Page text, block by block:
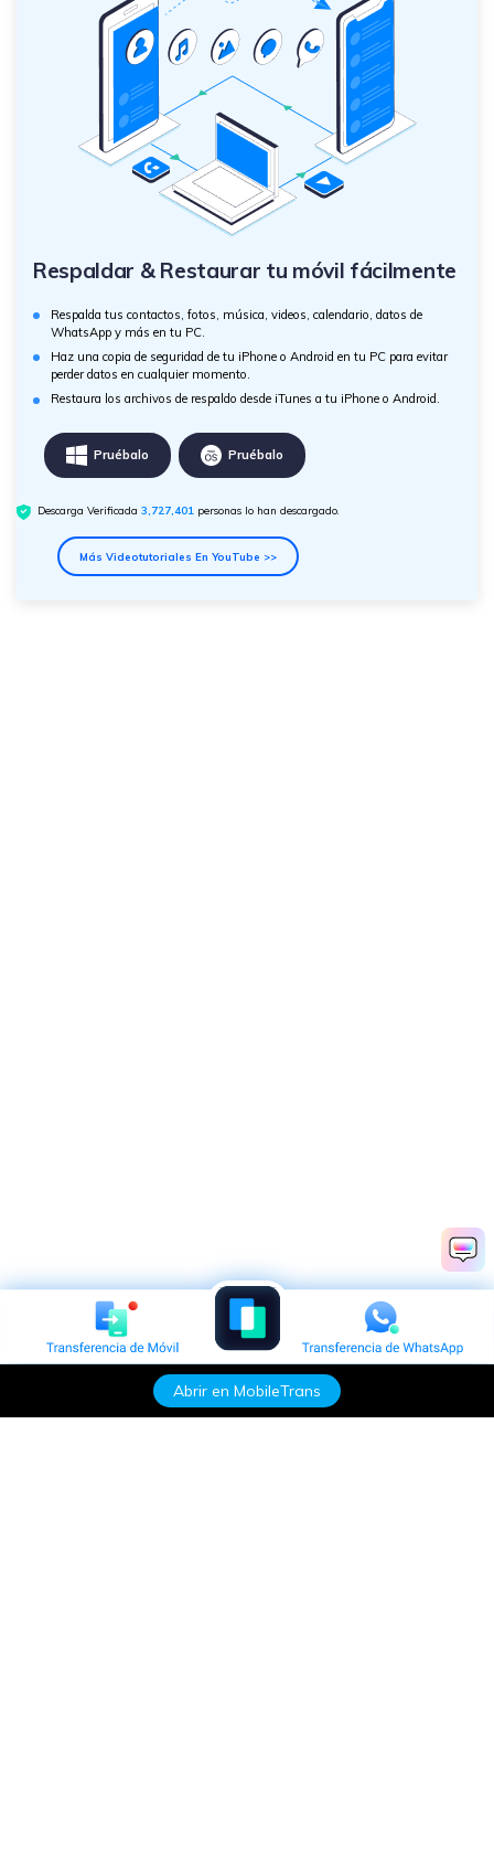
Abrir en MobileTrans
Respaldar & Restaurar tu móvil fácilmente
Respalda tus contactos, fotos, música, videos, calendario, datos de
WhatsApp y más en tu PC.
Haz una copia de seguridad de tu iPhone o Android en tu PC para evitar
perder datos en cualquier momento.
Restaura los archivos de respaldo desde iTunes a tu iPhone o Android.
Pruébalo Pruébalo
Descarga Verificada3,727,401 personas lo han descargado.
Más Videotutoriales En YouTube >>